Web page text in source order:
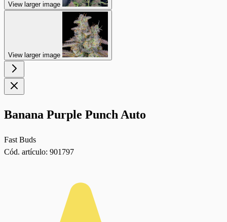
View larger image
View larger image
Banana Purple Punch Auto
Fast Buds
Cód. artículo: 901797